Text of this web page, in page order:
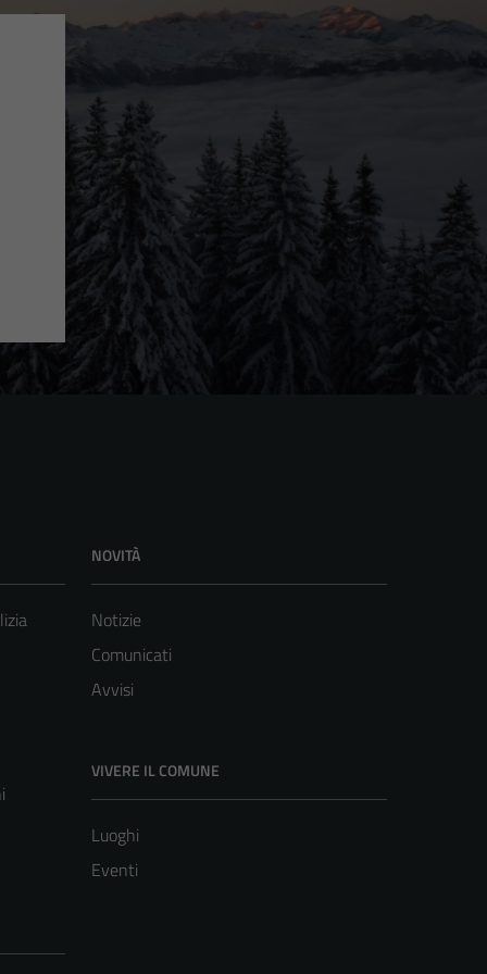
NOVITÀ
Notizie
Comunicati
Avvisi
VIVERE IL COMUNE
Luoghi
Eventi